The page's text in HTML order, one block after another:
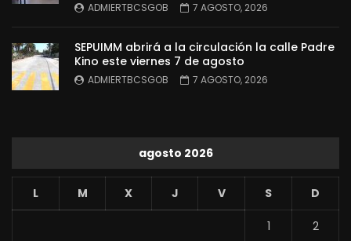
ADMIERTBCSGOB 7 AGOSTO, 2026
SEPUIMM abrirá a la circulación la calle Padre
Kino este viernes 7 de agosto
ADMIERTBCSGOB 7 AGOSTO, 2026
agosto 2026
L M X J V S D
1 2